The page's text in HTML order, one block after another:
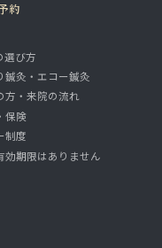
約
選び方
鍼灸・エコー鍼灸
方・来院の流れ
保険
制度
効期限はありません